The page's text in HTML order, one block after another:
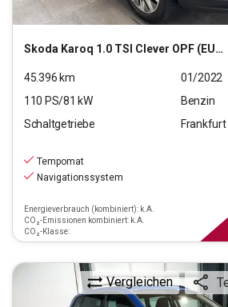
Skoda Karoq 1.0 TSI Clever OPF (EURO 6d)
45.396 km
01/2022
110 PS/81 kW
Benzin
Schaltgetriebe
Tempomat
Navigationssystem
Energieverbrauch (kombiniert): k.A.
CO₂-Emissionen kombiniert: k.A.
CO₂-Klasse:
Vergleichen